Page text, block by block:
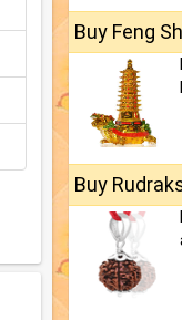
Buy Feng
Buy